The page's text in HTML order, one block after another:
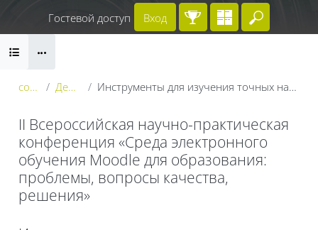
Перейти к основному содержанию
Введите
Гостевой доступ Вход
Блоки
conf_2023 День 2: 24 мая Инструменты для изучения точных наук на базе Moodle представление MathType и WirisQuizzes
II Всероссийская научно-практическая
конференция «Среда электронного
обучения Moodle для образования:
проблемы, вопросы качества,
решения»